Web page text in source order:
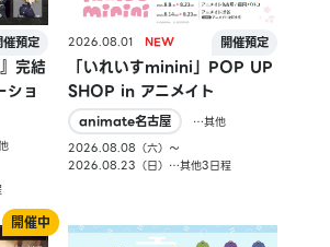
完結
ショ
2026.08.01
「いれいすminini」POP UP
SHOP in アニメイト
animate名古屋
…其他
2026.08.08（六）〜
2026.08.23（日）…其他3日程